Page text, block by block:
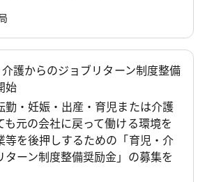
護からのジョブリターン制度整備
始
勤・妊娠・出産・育児または介護
元の会社に戻って働ける環境を
等を後押しするための「育児・介
ーン制度整備奨励金」の募集を